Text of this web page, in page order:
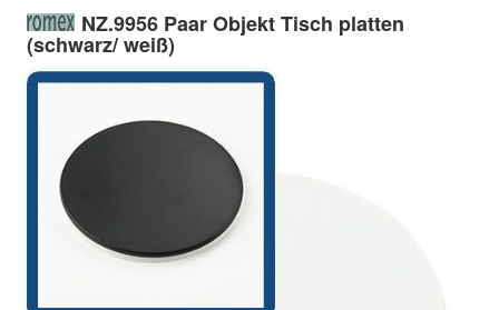
NZ.9956 Paar Objekt Tisch platten
(schwarz/ weiß)